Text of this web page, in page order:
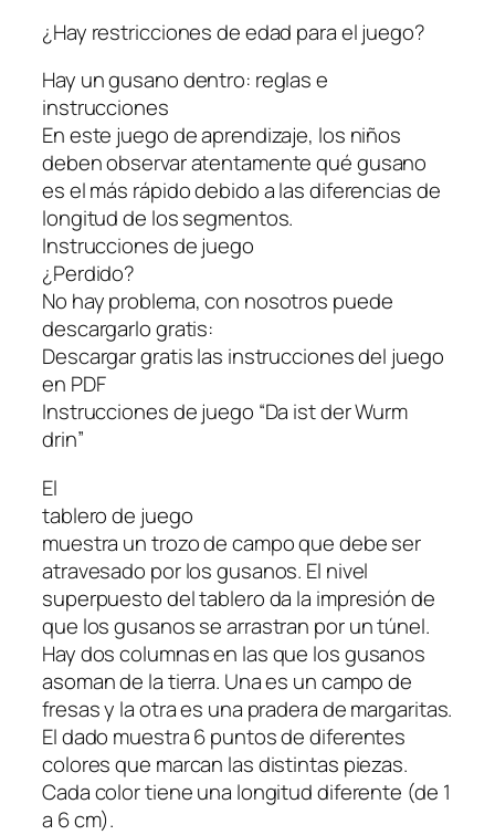
¿Hay restricciones de edad para el juego?
Hay un gusano dentro: reglas e
instrucciones
En este juego de aprendizaje, los niños
deben observar atentamente qué gusano
es el más rápido debido a las diferencias de
longitud de los segmentos.
Instrucciones de juego
¿Perdido?
No hay problema, con nosotros puede
descargarlo gratis:
Descargar gratis las instrucciones del juego
en PDF
Instrucciones de juego “Da ist der Wurm
drin”
El
tablero de juego
muestra un trozo de campo que debe ser
atravesado por los gusanos. El nivel
superpuesto del tablero da la impresión de
que los gusanos se arrastran por un túnel.
Hay dos columnas en las que los gusanos
asoman de la tierra. Una es un campo de
fresas y la otra es una pradera de margaritas.
El dado muestra 6 puntos de diferentes
colores que marcan las distintas piezas.
Cada color tiene una longitud diferente (de 1
a 6 cm).